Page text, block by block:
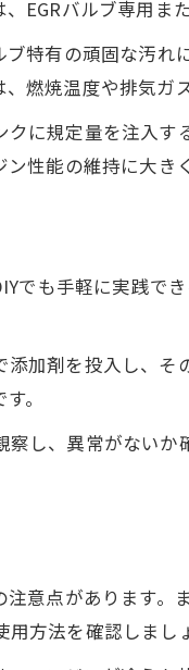
EGRバルブ専用ま
特有の頑固な汚
燃焼温度や排気ガ
に規定量を注入
性能の維持に大き
でも手軽に実践
加剤を投入し、
。
し、異常がない
意点があります
方法を確認しまし